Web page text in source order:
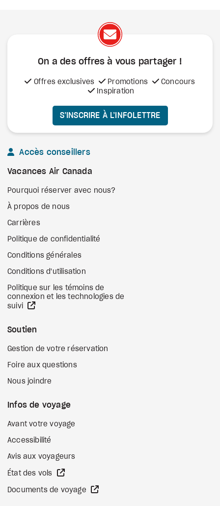
On a des offres à vous partager !
Offres exclusives Promotions
Concours
Inspiration
S’INSCRIRE À L’INFOLETTRE
Accès conseillers
Vacances Air Canada
Pourquoi réserver avec nous?
À propos de nous
Carrières
Politique de confidentialité
Conditions générales
Conditions d'utilisation
Politique sur les témoins de
connexion et les technologies de
suivi
Soutien
Gestion de votre réservation
Foire aux questions
Nous joindre
Infos de voyage
Avant votre voyage
Accessibilité
Avis aux voyageurs
État des vols
Documents de voyage